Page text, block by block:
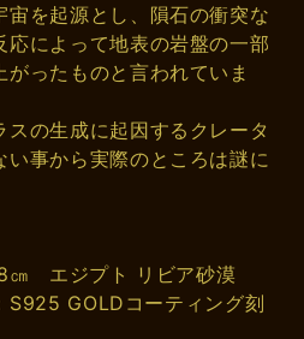
宙を起源とし、隕石の衝突な
応によって地表の岩盤の一部
ったものと言われていま
スの生成に起因するクレータ
い事から実際のところは謎に
㎝ エジプト リビア砂漠
S925 GOLDコーティング刻